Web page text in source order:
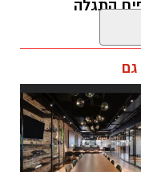
התגלה
גם